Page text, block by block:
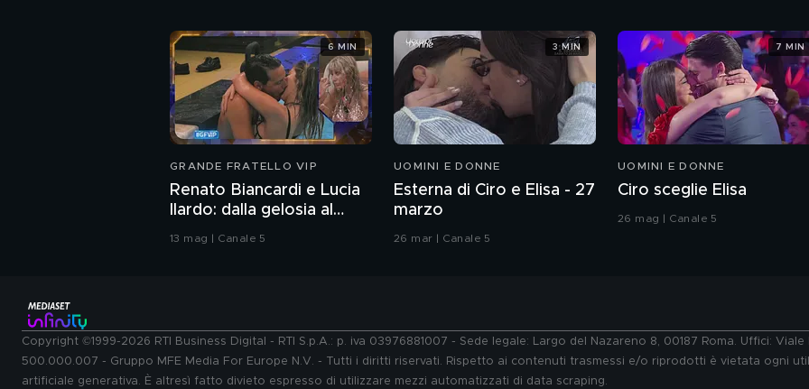
GRANDE FRATELLO VIP
Renato Biancardi e Lucia
Ilardo: dalla gelosia al
13 mag | Canale 5
6 MIN
UOMINI E DONNE
Esterna di Ciro e Elisa - 27
marzo
26 mar | Canale 5
3 MIN
UOMINI E DONNE
Ciro sceglie Elisa
26 mag | Canale 5
7 MIN
Copyright ©1999-2026 RTI Business Digital - RTI S.p.A.: p. iva 03976881007 - Sede legale: Largo del Nazareno 8, 00187 Roma. Uffici:
500.000.007 - Gruppo MFE Media For Europe N.V. - Tutti i diritti riservati. Rispetto ai contenuti trasmessi e/o riprodotti è vietata ogni
artificiale generativa. È altresì fatto divieto espresso di utilizzare mezzi automatizzati di data scraping.